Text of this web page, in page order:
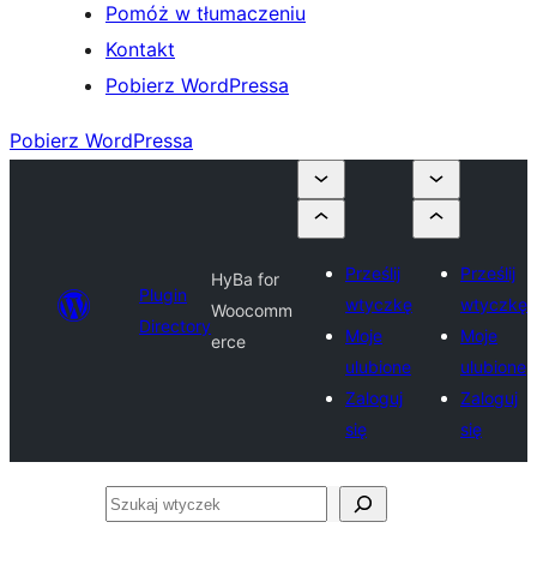
Pomóż w tłumaczeniu
Kontakt
Pobierz WordPressa
Pobierz WordPressa
Plugin
Directory
HyBa for
Woocomm
erce
Prześlij
wtyczkę
Moje
ulubione
Zaloguj
się
Prześlij
wtyczkę
Moje
ulubione
Zaloguj
się
Szukaj